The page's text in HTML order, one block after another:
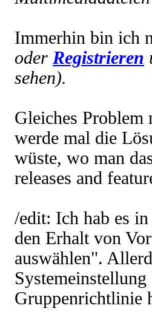
Immerhin bin ich
oder Registrieren
sehen).
Gleiches Problem
werde mal die
wüste, wo man
releases and
/edit: Ich hab es
den Erhalt von
auswählen".
Gruppenrichtlinie